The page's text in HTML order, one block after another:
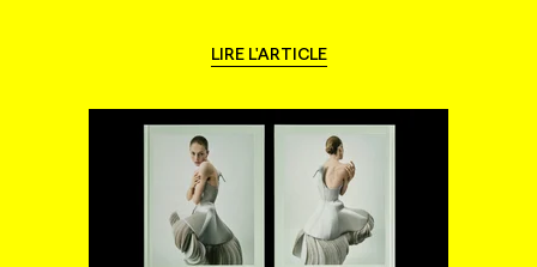
LIRE L'ARTICLE